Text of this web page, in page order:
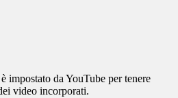
impostato da YouTube per tenere
video incorporati.